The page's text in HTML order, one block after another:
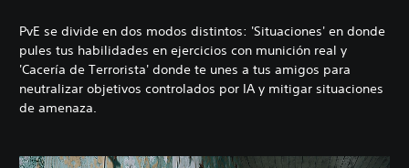
PvE se divide en dos modos distintos: 'Situaciones' en donde
pules tus habilidades en ejercicios con munición real y
'Cacería de Terrorista' donde te unes a tus amigos para
neutralizar objetivos controlados por IA y mitigar situaciones
de amenaza.